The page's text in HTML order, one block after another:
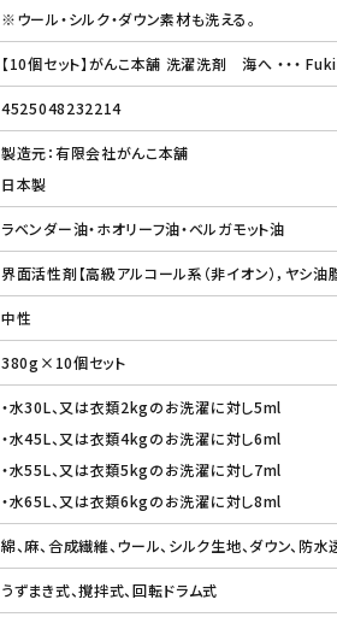
※ウール・シルク・ダウン素材も洗える。
【10個セット】がんこ本舗 洗濯洗剤 海へ ・・・
4525048232214
製造元：有限会社がんこ本舗
日本製
ラベンダー油・ホオリーフ油・ベルガモット油
界面活性剤【高級アルコール系（非イオン），ヤシ
中性
380g×10個セット
・水30L、又は衣類2kgのお洗濯に対し5ml
・水45L、又は衣類4kgのお洗濯に対し6ml
・水55L、又は衣類5kgのお洗濯に対し7ml
・水65L、又は衣類6kgのお洗濯に対し8ml
綿、麻、合成繊維、ウール、シルク生地、ダウン、防
うずまき式、撹拌式、回転ドラム式